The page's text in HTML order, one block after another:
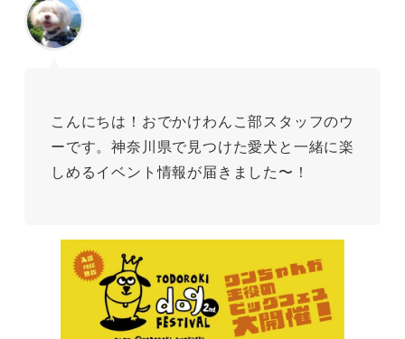
こんにちは！おでかけわんこ部スタッフのウ
ーです。神奈川県で見つけた愛犬と一緒に楽
しめるイベント情報が届きました〜！